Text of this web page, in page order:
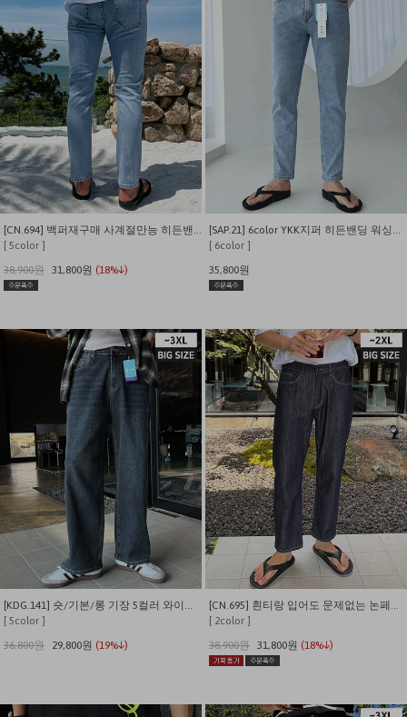
[ 5color ]
38,900원 31,800원 (18%↓)
[ 6color ]
35,800원
[KDG.141] 숏/기본/롱 기장 5컬러 와이드밴딩 스판 데님
[ 5color ]
36,800원
29,800원 (19%↓)
[CN.695] 흰티랑 입어도 문제없는 논페이드 일자핏 생지 데님팬츠
[ 2color ]
38,900원 31,800원 (18%↓)